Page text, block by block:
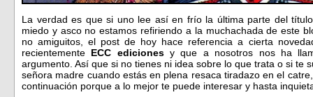
La verdad es que si uno lee así en frío la última parte del
miedo y asco no estamos refiriendo a la muchachada de este
no amiguitos, el post de hoy hace referencia a cierta
recientemente ECC edicionesy que a nosotros nos ha
argumento. Así que si no tienes ni idea sobre lo que trata o si te
señora madre cuando estás en plena resaca tiradazo en el
continuación porque a lo mejor te puede interesar y hasta